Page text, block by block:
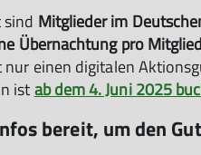
Mitglieder im
Übernachtung pro Mitglied
nur einen digitalen
istab dem 4. Juni 2025
bereit, um den